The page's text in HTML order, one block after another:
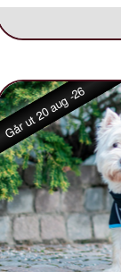
Går ut 20 aug -26